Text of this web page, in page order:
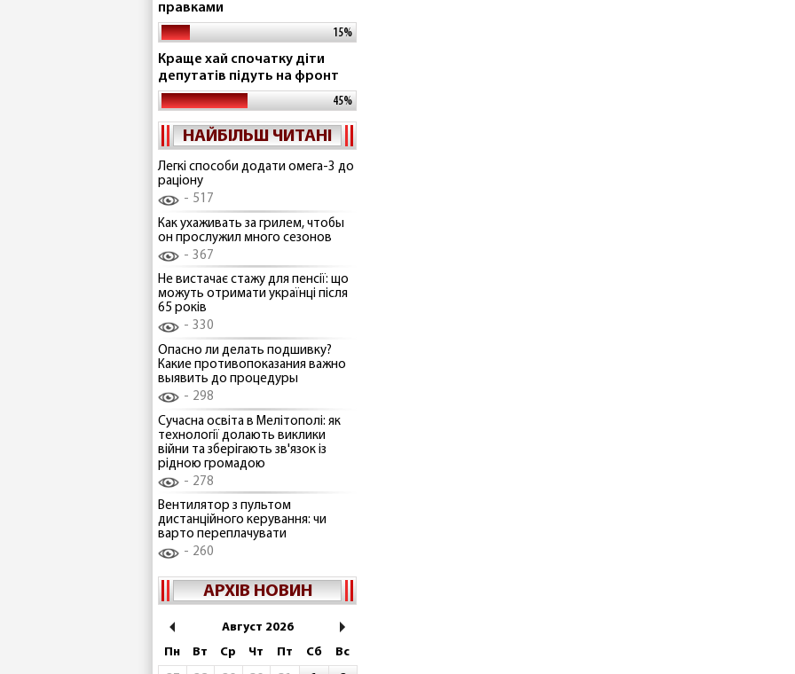
правками
15%
Краще хай спочатку діти
депутатів підуть на фронт
45%
НАЙБІЛЬШ ЧИТАНІ
Легкі способи додати омега-3 до
раціону
517
Как ухаживать за грилем, чтобы
он прослужил много сезонов
367
Не вистачає стажу для пенсії: що
можуть отримати українці після
65 років
330
Опасно ли делать подшивку?
Какие противопоказания важно
выявить до процедуры
298
Сучасна освіта в Мелітополі: як
технології долають виклики
війни та зберігають зв'язок із
рідною громадою
278
Вентилятор з пультом
дистанційного керування: чи
варто переплачувати
260
АРХІВ НОВИН
Август 2026
Пн
Вт Ср Чт Пт Сб
Вс